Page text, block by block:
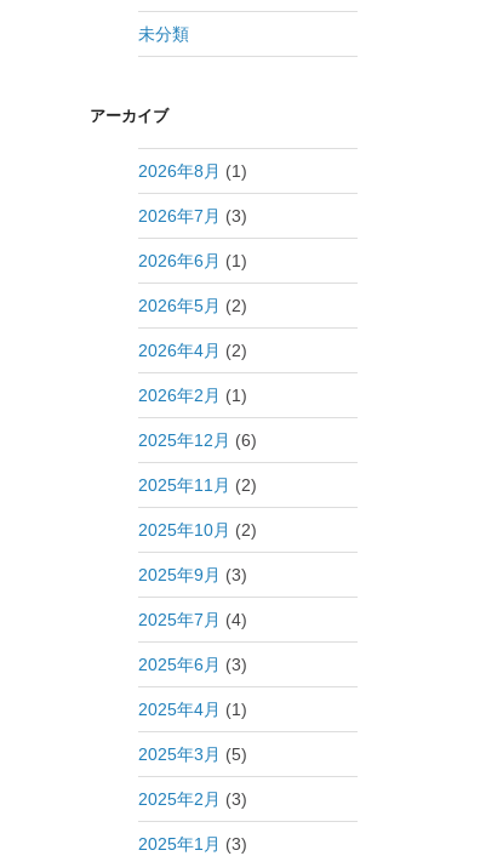
未分類
アーカイブ
2026年8月 (1)
2026年7月 (3)
2026年6月 (1)
2026年5月 (2)
2026年4月 (2)
2026年2月 (1)
2025年12月 (6)
2025年11月 (2)
2025年10月 (2)
2025年9月 (3)
2025年7月 (4)
2025年6月 (3)
2025年4月 (1)
2025年3月 (5)
2025年2月 (3)
2025年1月 (3)